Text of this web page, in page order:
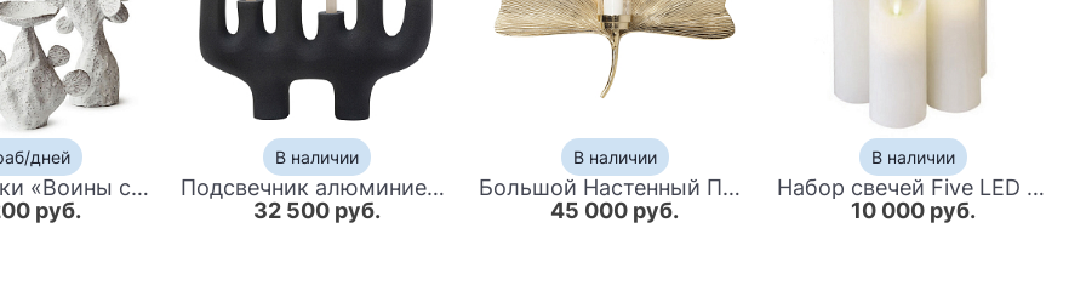
дней
Подсвечники «Воины света»
руб.
В наличии
Подсвечник алюминиевый черный Ember
32 500 руб.
В наличии
Большой Настенный Подсвечник золотой Лист Пальмы
45 000 руб.
В наличии
Набор свечей Five LED Candles
10 000 руб.